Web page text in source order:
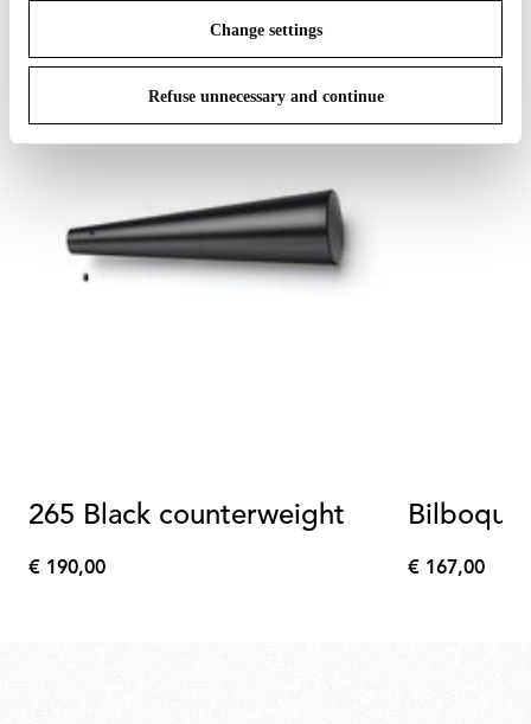
Change settings
Refuse unnecessary and continue
265 Black counterweight
€
€ 190,00
€
€ 167,00